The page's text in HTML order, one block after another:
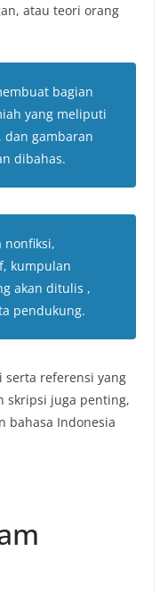
atau teori orang
bagian
yang meliputi
gambaran
dibahas.
nonfiksi,
kumpulan
akan ditulis ,
pendukung.
serta referensi yang
skripsi juga penting,
bahasa Indonesia